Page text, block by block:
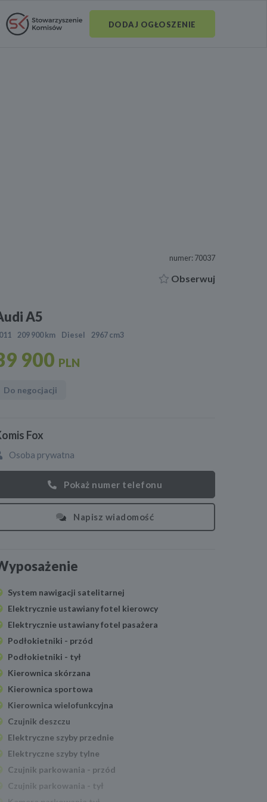
DODAJ OGŁOSZENIE
numer: 70037
Obserwuj
A5
209 900 km Diesel 2967 cm3
900 PLN
Do negocjacji
Fox
Osoba prywatna
Pokaż numer telefonu
Napisz wiadomość
System nawigacji satelitarnej
Elektrycznie ustawiany fotel kierowcy
Elektrycznie ustawiany fotel pasażera
Podłokietniki - przód
Podłokietniki - tył
Kierownica skórzana
Kierownica sportowa
Kierownica wielofunkcyjna
Czujnik deszczu
Elektryczne szyby przednie
Elektryczne szyby tylne
Czujnik parkowania - przód
Czujnik parkowania - tył